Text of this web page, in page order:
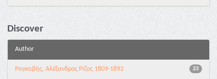
Discover
Author
23
Ραγκαβής, Αλέξανδρος Ρίζος 1809-1892